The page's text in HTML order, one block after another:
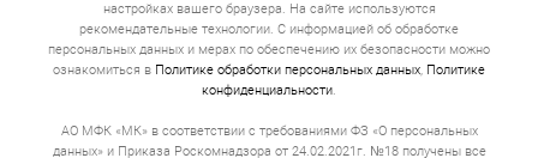
настройках вашего браузера. На сайте используются
рекомендательные технологии. С информацией об обработке
персональных данных и мерах по обеспечению их безопасности можно
ознакомиться в Политике обработки персональных данных, Политике
конфиденциальности.
АО МФК «МК» в соответствии с требованиями ФЗ «О персональных
данных» и Приказа Роскомнадзора от 24.02.2021г. №18 получены все